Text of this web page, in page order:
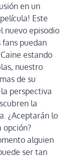
en un
Este
nuevo episodio
puedan
estando
nuestro
de su
perspectiva
la
¿Aceptarán lo
alguien
ser tan